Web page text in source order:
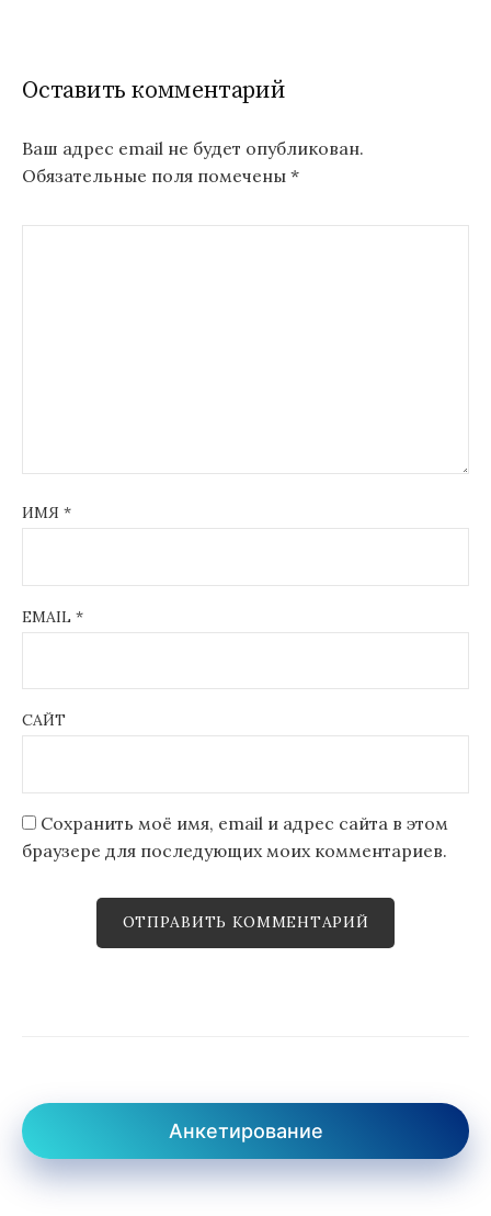
Оставить комментарий
Ваш адрес email не будет опубликован.
Обязательные поля помечены *
ИМЯ *
EMAIL *
САЙТ
Сохранить моё имя, email и адрес сайта в этом
браузере для последующих моих комментариев.
Анкетирование